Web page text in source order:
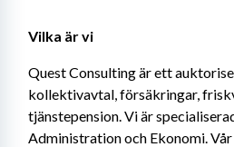
Vilka är vi
Quest Consulting är ett
kollektivavtal, försäkringar,
tjänstepension. Vi är
Administration och Ekonomi.